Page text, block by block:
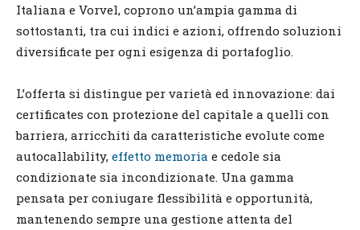
Italiana e Vorvel, coprono un’ampia gamma di
sottostanti, tra cui indici e azioni, offrendo soluzioni
diversificate per ogni esigenza di portafoglio.
L’offerta si distingue per varietà ed innovazione: dai
certificates con protezione del capitale a quelli con
barriera, arricchiti da caratteristiche evolute come
autocallability, effetto memoria e cedole sia
condizionate sia incondizionate. Una gamma
pensata per coniugare flessibilità e opportunità,
mantenendo sempre una gestione attenta del